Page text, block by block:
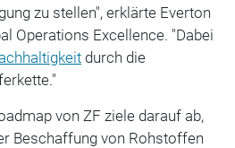
zu stellen", erklärte Everton
Operations Excellence. "Dabei
durch die
von ZF ziele darauf ab,
Beschaffung von Rohstoffen